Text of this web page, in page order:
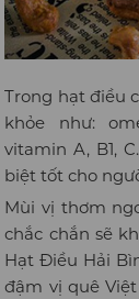
Trong hạt điều
khỏe như:
vitamin A, B1,
biệt tốt cho
Mùi vị thơm
chắc chắn sẽ
Hạt Điều Hải
đậm vị quê